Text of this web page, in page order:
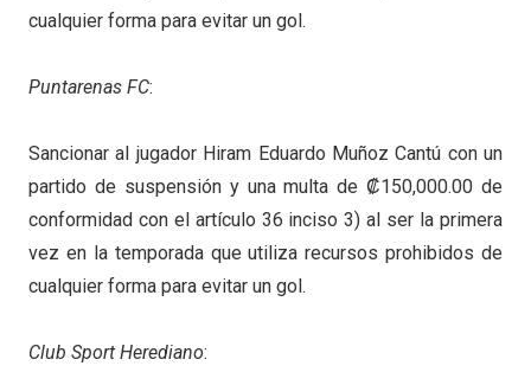
cualquier forma para evitar un gol.
Puntarenas FC:
Sancionar al jugador Hiram Eduardo Muñoz Cantú con un
partido de suspensión y una multa de ₡150,000.00 de
conformidad con el artículo 36 inciso 3) al ser la primera
vez en la temporada que utiliza recursos prohibidos de
cualquier forma para evitar un gol.
Club Sport Herediano: